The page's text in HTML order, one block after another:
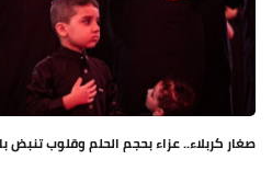
صغار كربلاء.. عزاء بحجم الحلم وقلوب تنبض